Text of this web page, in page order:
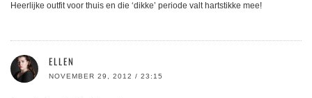
Heerlijke outfit voor thuis en die ‘dikke’ periode valt hartstikke mee!
ELLEN
NOVEMBER 29, 2012 / 23:15